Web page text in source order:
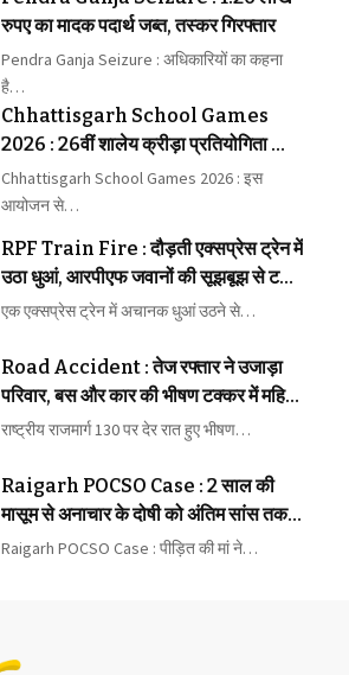
रुपए का मादक पदार्थ जब्त, तस्कर गिरफ्तार
Pendra Ganja Seizure : अधिकारियों का कहना
है…
Chhattisgarh School Games
2026 : 26वीं शालेय क्रीड़ा प्रतियोगिता की
मेजबानी करेगा जीपीएम
Chhattisgarh School Games 2026 : इस
आयोजन से…
RPF Train Fire : दौड़ती एक्सप्रेस ट्रेन में
उठा धुआं, आरपीएफ जवानों की सूझबूझ से टला
बड़ा रेल हादसा
एक एक्सप्रेस ट्रेन में अचानक धुआं उठने से…
Road Accident : तेज रफ्तार ने उजाड़ा
परिवार, बस और कार की भीषण टक्कर में महिला
की मौत, कई घायल
राष्ट्रीय राजमार्ग 130 पर देर रात हुए भीषण…
Raigarh POCSO Case : 2 साल की
मासूम से अनाचार के दोषी को अंतिम सांस तक
कारावास
Raigarh POCSO Case : पीड़ित की मां ने…